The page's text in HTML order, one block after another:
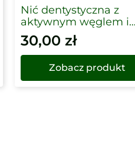
Nić dentystyczna z
aktywnym węglem i
fluorem, 50 m,
Georganics
30,00 zł
Zobacz produkt